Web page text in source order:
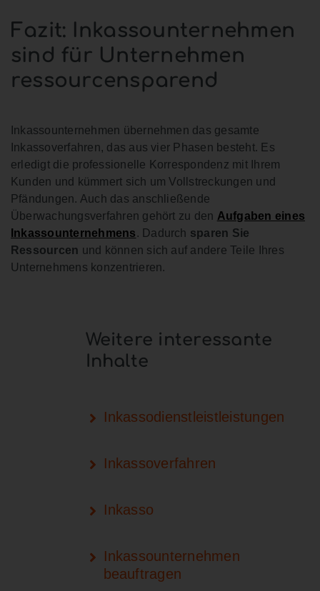
Fazit: Inkassounternehmen
sind für Unternehmen
ressourcensparend
Inkassounternehmen übernehmen das gesamte
Inkassoverfahren, das aus vier Phasen besteht. Es
erledigt die professionelle Korrespondenz mit Ihrem
Kunden und kümmert sich um Vollstreckungen und
Pfändungen. Auch das anschließende
Überwachungsverfahren gehört zu den Aufgaben eines
Inkassounternehmens . Dadurch sparen Sie
Ressourcen und können sich auf andere Teile Ihres
Unternehmens konzentrieren.
Weitere interessante
Inhalte
Inkassodienstleistleistungen
Inkassoverfahren
Inkasso
Inkassounternehmen
beauftragen